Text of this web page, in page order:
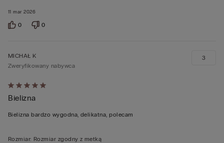
11 mar 2026
0 0
Ocena
5
z
MICHAŁ K
Zweryfikowany nabywca
Bielizna
Bielizna bardzo wygodna, delikatna, polecam
3
Rozmiar: Rozmiar zgodny z metką